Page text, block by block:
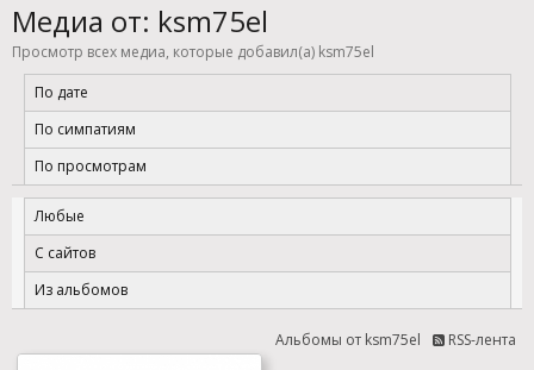
Медиа от: ksm75el
Просмотр всех медиа, которые добавил(а) ksm75el
По дате
По симпатиям
По просмотрам
Любые
С сайтов
Из альбомов
Альбомы от ksm75el RSS-лента